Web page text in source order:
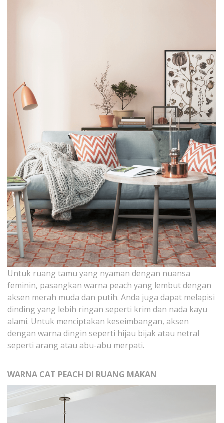
Untuk ruang tamu yang nyaman dengan nuansa
feminin, pasangkan warna peach yang lembut dengan
aksen merah muda dan putih. Anda juga dapat melapisi
dinding yang lebih ringan seperti krim dan nada kayu
alami. Untuk menciptakan keseimbangan, aksen
dengan warna dingin seperti hijau bijak atau netral
seperti arang atau abu-abu merpati.
WARNA CAT PEACH DI RUANG MAKAN